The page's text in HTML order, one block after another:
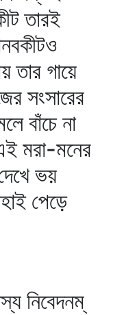
তারই
গায়ে
সংসারের
বাঁচে না
মরা-মনের
ভয়
পেড়ে